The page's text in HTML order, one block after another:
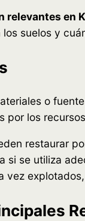
relevantes en
los suelos y
o
por los
restaurar
si se utiliza
vez